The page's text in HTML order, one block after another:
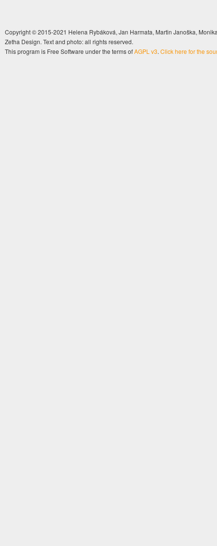
Copyright © 2015-2021 Helena Rybáková, Jan Harmata, Martin Janoška,
Zetha Design. Text and photo: all rights reserved.
This program is Free Software under the terms ofAGPL v3. Click here for the